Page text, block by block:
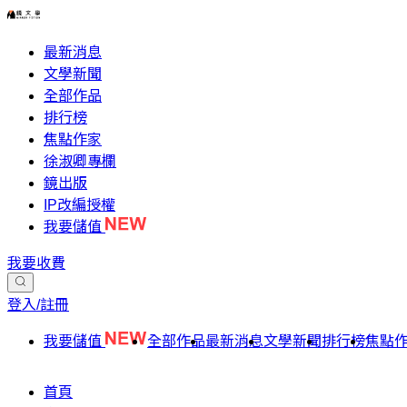
最新消息
文學新聞
全部作品
排行榜
焦點作家
徐淑卿專欄
鏡出版
IP改編授權
我要儲值
我要收費
登入/註冊
我要儲值 全部作品最新消息文學新聞排行榜焦點
首頁